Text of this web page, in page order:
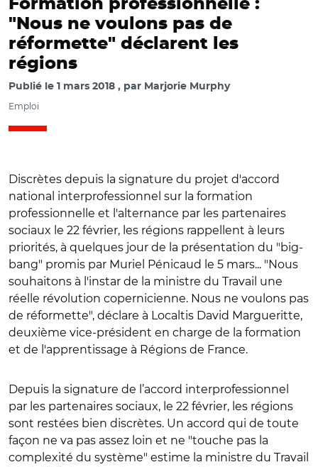
Formation professionnelle :
"Nous ne voulons pas de
réformette" déclarent les
régions
Publié le 1 mars 2018 par Marjorie Murphy
Emploi
Discrètes depuis la signature du projet d'accord
national interprofessionnel sur la formation
professionnelle et l'alternance par les partenaires
sociaux le 22 février, les régions rappellent à leurs
priorités, à quelques jour de la présentation du "big-
bang" promis par Muriel Pénicaud le 5 mars... "Nous
souhaitons à l'instar de la ministre du Travail une
réelle révolution copernicienne. Nous ne voulons pas
de réformette", déclare à Localtis David Margueritte,
deuxième vice-président en charge de la formation
et de l'apprentissage à Régions de France.
Depuis la signature de l’accord interprofessionnel
par les partenaires sociaux, le 22 février, les régions
sont restées bien discrètes. Un accord qui de toute
façon ne va pas assez loin et ne "touche pas la
complexité du système" estime la ministre du Travail